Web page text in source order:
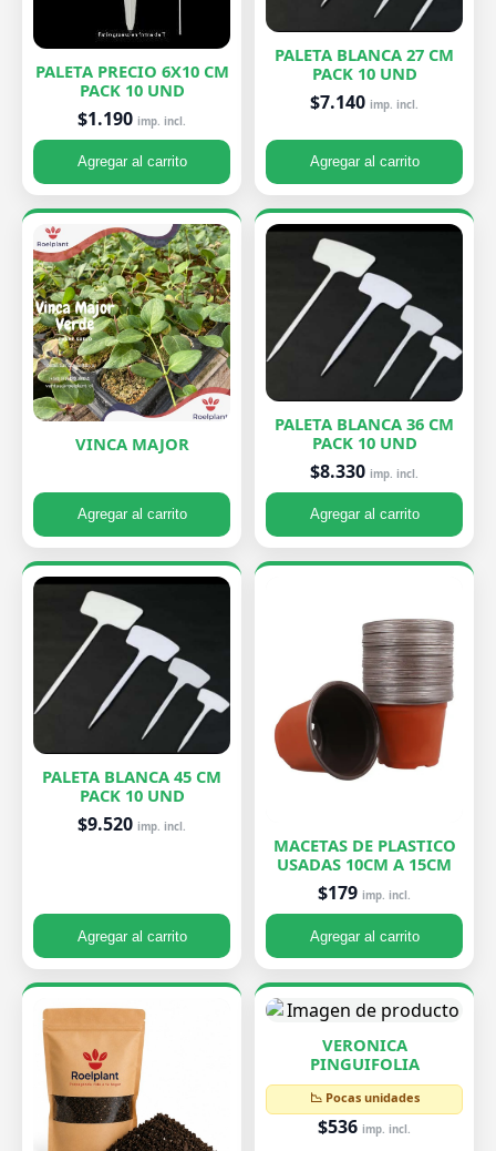
PALETA PRECIO 6X10 CM
PACK 10 UND
$1.190 imp. incl.
Agregar al carrito
PALETA BLANCA 27 CM
PACK 10 UND
$7.140 imp. incl.
Agregar al carrito
VINCA MAJOR
Agregar al carrito
PALETA BLANCA 36 CM
PACK 10 UND
$8.330 imp. incl.
Agregar al carrito
PALETA BLANCA 45 CM
PACK 10 UND
$9.520 imp. incl.
Agregar al carrito
MACETAS DE PLASTICO
USADAS 10CM A 15CM
$179 imp. incl.
Agregar al carrito
VERONICA
PINGUIFOLIA
📉 Pocas unidades
$536 imp. incl.